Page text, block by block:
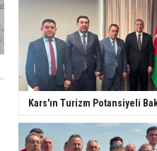
Kars'ın Turizm Potansiyeli